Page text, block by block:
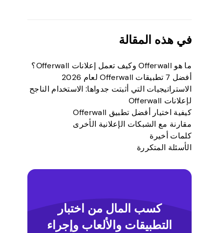
في هذه المقالة
ما هو Offerwall وكيف تعمل إعلانات Offerwall؟
أفضل 7 تطبيقات Offerwall لعام 2026
الاستراتيجيات التي أثبتت جدواها: الاستخدام الناجح
لإعلانات Offerwall
كيفية اختيار أفضل تطبيق Offerwall
مقارنة مع الشبكات الإعلانية الأخرى
كلمات أخيرة
الأسئلة المتكررة
كسب المال من اختبار
التطبيقات والألعاب وإجراء